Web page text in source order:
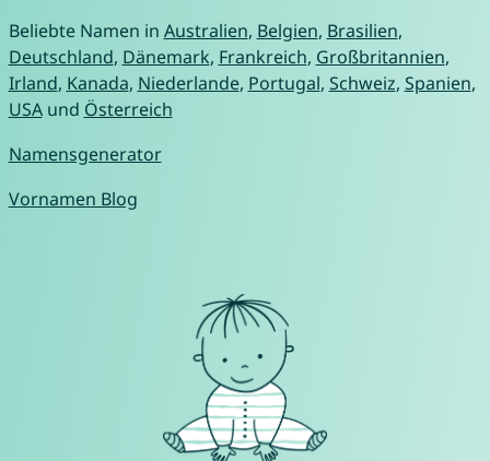
Beliebte Namen in Australien, Belgien, Brasilien,
Deutschland, Dänemark, Frankreich, Großbritannien,
Irland, Kanada, Niederlande, Portugal, Schweiz, Spanien,
USAund Österreich
Namensgenerator
Vornamen Blog